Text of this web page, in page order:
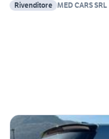
Rivenditore MED CARS SRL